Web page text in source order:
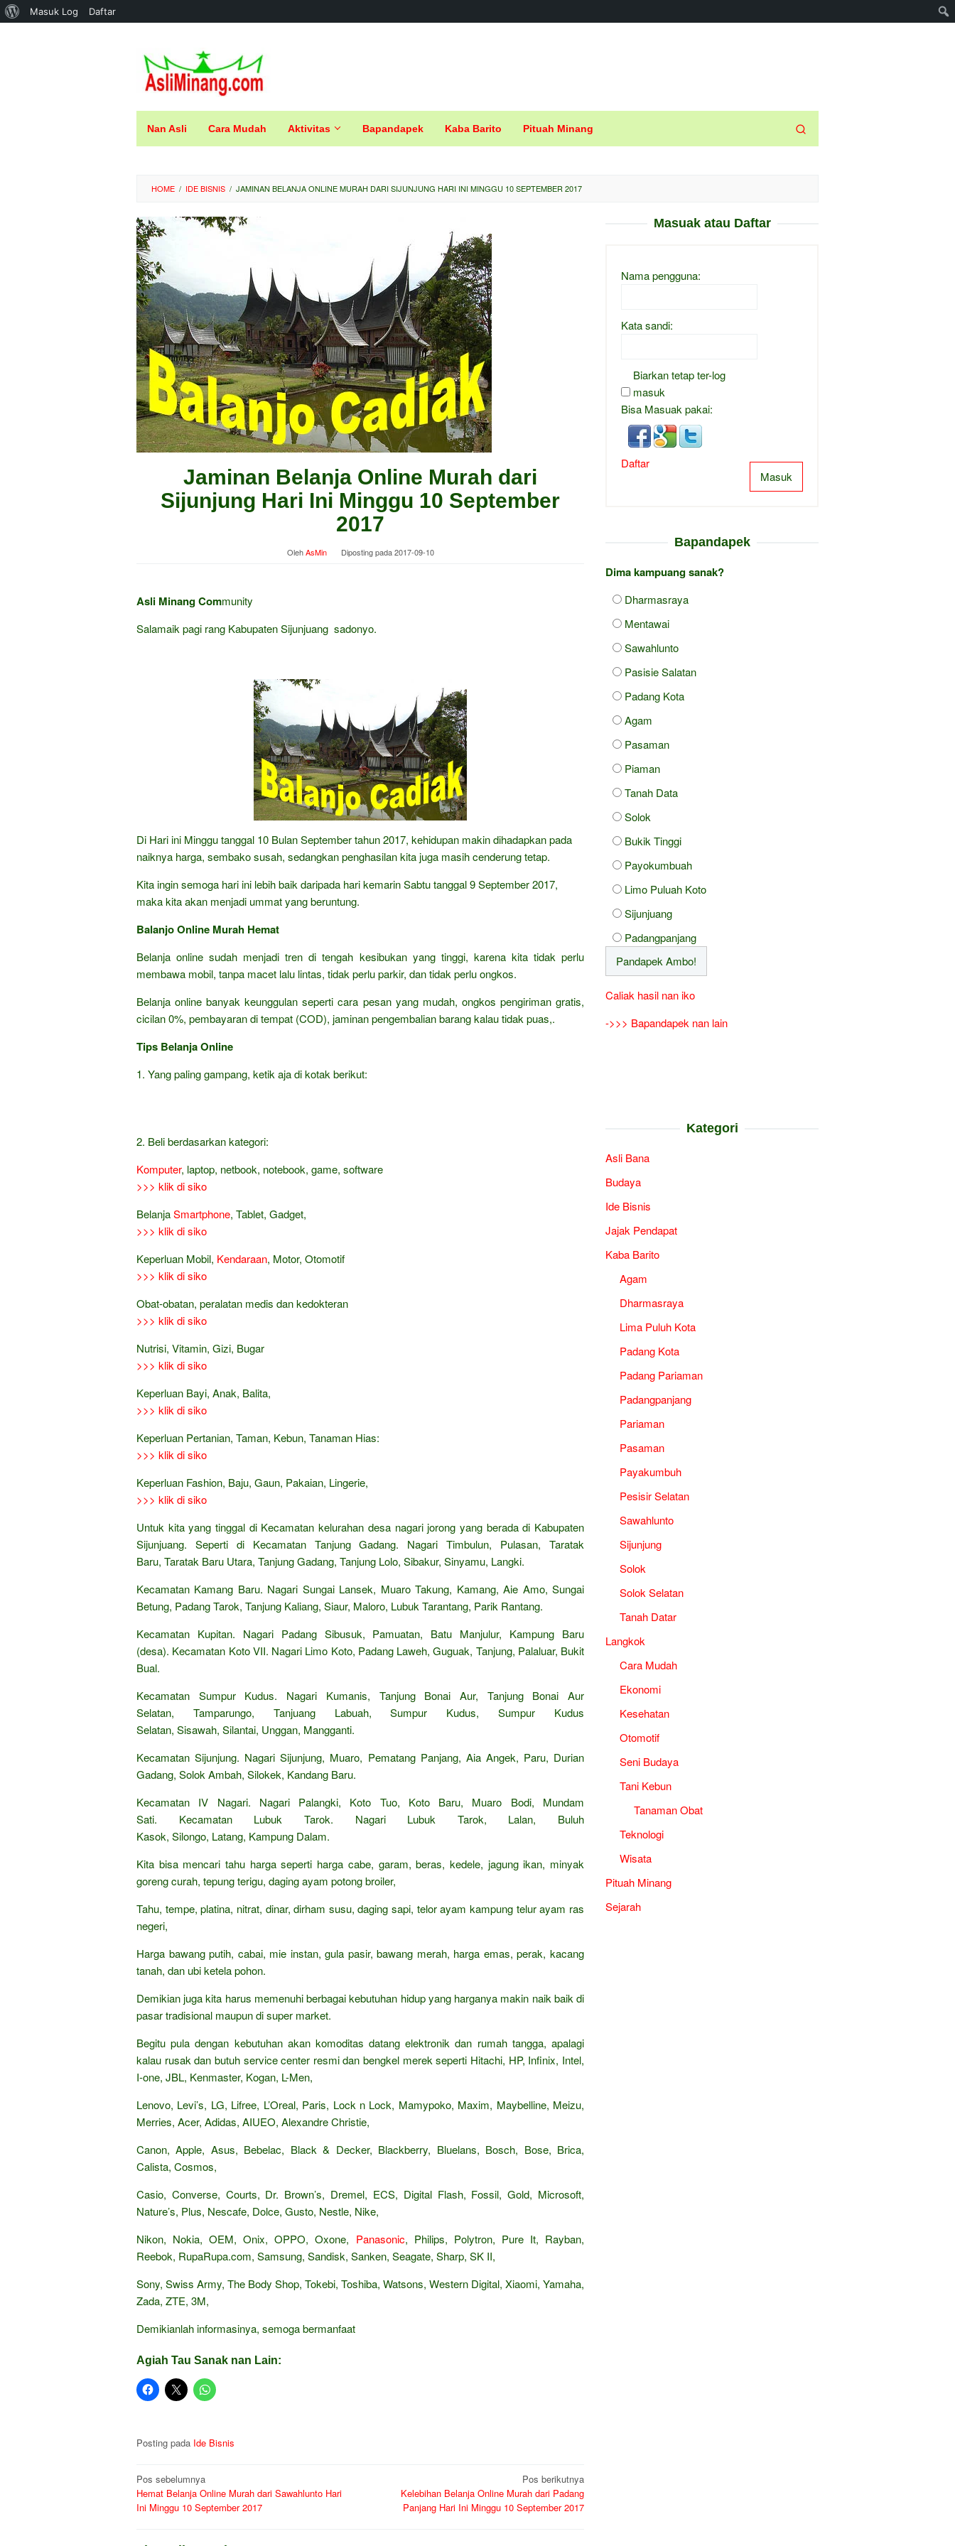
Tentang
Masuk Log Daftar
konten
Nan Asli Cara Mudah Aktivitas Bapandapek Kaba Barito Pituah Minang
HOME / IDE BISNIS / JAMINAN BELANJA ONLINE MURAH DARI SIJUNJUNG HARI INI MINGGU 10 SEPTEMBER 2017
Jaminan Belanja Online Murah dari
Sijunjung Hari Ini Minggu 10 September
2017
OlehAsMin Diposting pada2017-09-10
Asli Minang Community
Salamaik pagi rang Kabupaten Sijunjuang sadonyo.
Di Hari ini Minggu tanggal 10 Bulan September tahun 2017, kehidupan makin dihadapkan pada
naiknya harga, sembako susah, sedangkan penghasilan kita juga masih cenderung tetap.
Kita ingin semoga hari ini lebih baik daripada hari kemarin Sabtu tanggal 9 September 2017,
maka kita akan menjadi ummat yang beruntung.
Balanjo Online Murah Hemat
Belanja online sudah menjadi tren di tengah kesibukan yang tinggi, karena kita tidak perlu
membawa mobil, tanpa macet lalu lintas, tidak perlu parkir, dan tidak perlu ongkos.
Belanja online banyak keunggulan seperti cara pesan yang mudah, ongkos pengiriman gratis,
cicilan 0%, pembayaran di tempat (COD), jaminan pengembalian barang kalau tidak puas,.
Tips Belanja Online
1. Yang paling gampang, ketik aja di kotak berikut:
2. Beli berdasarkan kategori:
Komputer, laptop, netbook, notebook, game, software
>>> klik di siko
BelanjaSmartphone, Tablet, Gadget,
>>> klik di siko
Keperluan Mobil, Kendaraan, Motor, Otomotif
>>> klik di siko
Obat-obatan, peralatan medis dan kedokteran
>>> klik di siko
Nutrisi, Vitamin, Gizi, Bugar
>>> klik di siko
Keperluan Bayi, Anak, Balita,
>>> klik di siko
Keperluan Pertanian, Taman, Kebun, Tanaman Hias:
>>> klik di siko
Keperluan Fashion, Baju, Gaun, Pakaian, Lingerie,
>>> klik di siko
Untuk kita yang tinggal di Kecamatan kelurahan desa nagari jorong yang berada di Kabupaten
Sijunjuang. Seperti di Kecamatan Tanjung Gadang. Nagari Timbulun, Pulasan, Taratak
Baru, Taratak Baru Utara, Tanjung Gadang, Tanjung Lolo, Sibakur, Sinyamu, Langki.
Kecamatan Kamang Baru. Nagari Sungai Lansek, Muaro Takung, Kamang, Aie Amo, Sungai
Betung, Padang Tarok, Tanjung Kaliang, Siaur, Maloro, Lubuk Tarantang, Parik Rantang.
Kecamatan Kupitan. Nagari Padang Sibusuk, Pamuatan, Batu Manjulur, Kampung Baru
(desa). Kecamatan Koto VII. Nagari Limo Koto, Padang Laweh, Guguak, Tanjung, Palaluar, Bukit
Bual.
Kecamatan Sumpur Kudus. Nagari Kumanis, Tanjung Bonai Aur, Tanjung Bonai Aur
Selatan, Tamparungo, Tanjuang Labuah, Sumpur Kudus, Sumpur Kudus
Selatan, Sisawah, Silantai, Unggan, Mangganti.
Kecamatan Sijunjung. Nagari Sijunjung, Muaro, Pematang Panjang, Aia Angek, Paru, Durian
Gadang, Solok Ambah, Silokek, Kandang Baru.
Kecamatan IV Nagari. Nagari Palangki, Koto Tuo, Koto Baru, Muaro Bodi, Mundam
Sati. Kecamatan Lubuk Tarok. Nagari Lubuk Tarok, Lalan, Buluh
Kasok, Silongo, Latang, Kampung Dalam.
Kita bisa mencari tahu harga seperti harga cabe, garam, beras, kedele, jagung ikan, minyak
goreng curah, tepung terigu, daging ayam potong broiler,
Tahu, tempe, platina, nitrat, dinar, dirham susu, daging sapi, telor ayam kampung telur ayam ras
negeri,
Harga bawang putih, cabai, mie instan, gula pasir, bawang merah, harga emas, perak, kacang
tanah, dan ubi ketela pohon.
Demikian juga kita harus memenuhi berbagai kebutuhan hidup yang harganya makin naik baik di
pasar tradisional maupun di super market.
Begitu pula dengan kebutuhan akan komoditas datang elektronik dan rumah tangga, apalagi
kalau rusak dan butuh service center resmi dan bengkel merek seperti Hitachi, HP, Infinix, Intel,
I-one, JBL, Kenmaster, Kogan, L-Men,
Lenovo, Levi’s, LG, Lifree, L’Oreal, Paris, Lock n Lock, Mamypoko, Maxim, Maybelline, Meizu,
Merries, Acer, Adidas, AIUEO, Alexandre Christie,
Canon, Apple, Asus, Bebelac, Black & Decker, Blackberry, Bluelans, Bosch, Bose, Brica,
Calista, Cosmos,
Casio, Converse, Courts, Dr. Brown’s, Dremel, ECS, Digital Flash, Fossil, Gold, Microsoft,
Nature’s, Plus, Nescafe, Dolce, Gusto, Nestle, Nike,
Nikon, Nokia, OEM, Onix, OPPO, Oxone, Panasonic, Philips, Polytron, Pure It, Rayban,
Reebok, RupaRupa.com, Samsung, Sandisk, Sanken, Seagate, Sharp, SK II,
Sony, Swiss Army, The Body Shop, Tokebi, Toshiba, Watsons, Western Digital, Xiaomi, Yamaha,
Zada, ZTE, 3M,
Demikianlah informasinya, semoga bermanfaat
Agiah Tau Sanak nan Lain:
Posting pada Ide Bisnis
Navigasi
pos
Pos sebelumnya
Hemat Belanja Online Murah dari Sawahlunto Hari
Ini Minggu 10 September 2017
Pos berikutnya
Kelebihan Belanja Online Murah dari Padang
Panjang Hari Ini Minggu 10 September 2017
Masuak atau Daftar
Nama pengguna:
Kata sandi:
Biarkan tetap ter-log
masuk
Bisa Masuak pakai:
Masuk
Daftar
Bapandapek
Dima kampuang sanak?
Dharmasraya
Mentawai
Sawahlunto
Pasisie Salatan
Padang Kota
Agam
Pasaman
Piaman
Tanah Data
Solok
Bukik Tinggi
Payokumbuah
Limo Puluah Koto
Sijunjuang
Padangpanjang
Caliak hasil nan iko
->>> Bapandapek nan lain
Kategori
Asli Bana
Budaya
Ide Bisnis
Jajak Pendapat
Kaba Barito
Agam
Dharmasraya
Lima Puluh Kota
Padang Kota
Padang Pariaman
Padangpanjang
Pariaman
Pasaman
Payakumbuh
Pesisir Selatan
Sawahlunto
Sijunjung
Solok
Solok Selatan
Tanah Datar
Langkok
Cara Mudah
Ekonomi
Kesehatan
Otomotif
Seni Budaya
Tani Kebun
Tanaman Obat
Teknologi
Wisata
Pituah Minang
Sejarah